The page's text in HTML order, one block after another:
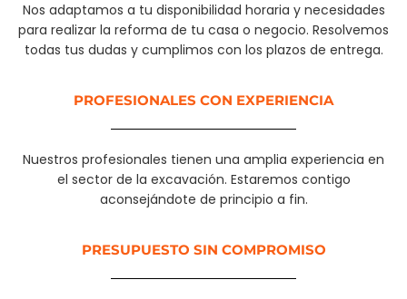
Nos adaptamos a tu disponibilidad horaria y necesidades
para realizar la reforma de tu casa o negocio. Resolvemos
todas tus dudas y cumplimos con los plazos de entrega.
PROFESIONALES CON EXPERIENCIA​
Nuestros profesionales tienen una amplia experiencia en
el sector de la excavación. Estaremos contigo
aconsejándote de principio a fin.
PRESUPUESTO SIN COMPROMISO